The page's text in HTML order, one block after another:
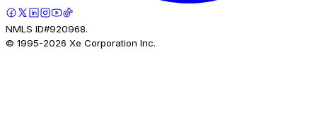
NMLS ID#920968.
© 1995-2026 Xe Corporation Inc.